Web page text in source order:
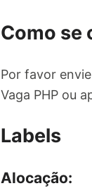
Como se
Por favor
Vaga PHP ou
Labels
Alocação: